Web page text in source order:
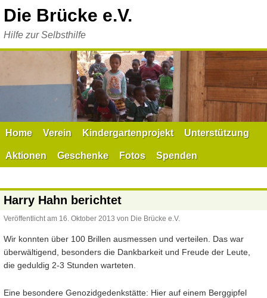
Inhalt
Die Brücke e.V.
Hilfe zur Selbsthilfe
Home Verein Kindergartenprojekt Unterstützung
Aktionen Geschenke Fotos Spenden
Harry Hahn berichtet
Veröffentlicht am 16. Oktober 2013 von Die Brücke e.V.
Wir konnten über 100 Brillen ausmessen und verteilen. Das war
überwältigend, besonders die Dankbarkeit und Freude der Leute,
die geduldig 2-3 Stunden warteten.
Eine besondere Genozidgedenkstätte: Hier auf einem Berggipfel